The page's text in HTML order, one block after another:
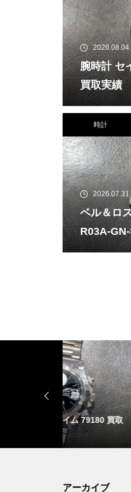
2026.08.04
腕時計 セ
買取実績
時計
2026.07.31
ベル＆ロ
R03A-
2026.08.05
Pt900 リング
ヤモンド
アーカイブ